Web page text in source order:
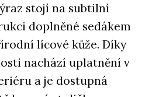
stojí na subtilní
doplněné sedákem
lícové kůže. Díky
nachází uplatnění v
a je dostupná